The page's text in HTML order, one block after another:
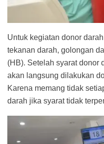
Untuk kegiatan donor
tekanan darah, golongan
(HB). Setelah syarat donor
akan langsung dilakukan
Karena memang tidak
darah jika syarat tidak